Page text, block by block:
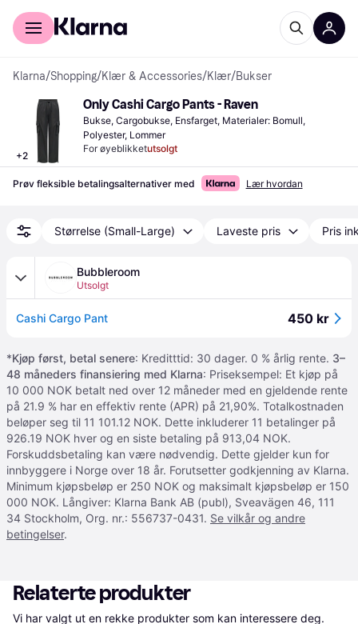
For kunder
Klarna/Shopping/Klær & Accessories/Klær/Bukser
+2
Only Cashi Cargo Pants - Raven
Bukse, Cargobukse, Ensfarget, Materialer: Bomull,
Polyester, Lommer
For øyeblikketutsolgt
Prøv fleksible betalingsalternativer med Lær hvordan
Størrelse (Small-Large) Laveste pris Pris
Bubbleroom
Utsolgt
Cashi Cargo Pant 450 kr
*Kjøp først, betal senere: Kreditttid: 30 dager. 0 % årlig rente. 3–
48 måneders finansiering med Klarna: Priseksempel: Et kjøp på
10 000 NOK betalt ned over 12 måneder med en gjeldende rente
på 21.9 % har en effektiv rente (APR) på 21,90%. Totalkostnaden
beløper seg til 11 101.12 NOK. Dette inkluderer 11 betalinger på
926.19 NOK hver og en siste betaling på 913,04 NOK.
Forskuddsbetaling kan være nødvendig. Dette gjelder kun for
innbyggere i Norge over 18 år. Forutsetter godkjenning av Klarna.
Minimum kjøpsbeløp er 250 NOK og maksimalt kjøpsbeløp er 150
000 NOK. Långiver: Klarna Bank AB (publ), Sveavägen 46, 111
34 Stockholm, Org. nr.: 556737-0431. Se vilkår og andre
betingelser.
Relaterte produkter